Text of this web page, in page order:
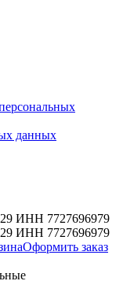
данных
ИНН 7727696979
ИНН 7727696979
Оформить заказ